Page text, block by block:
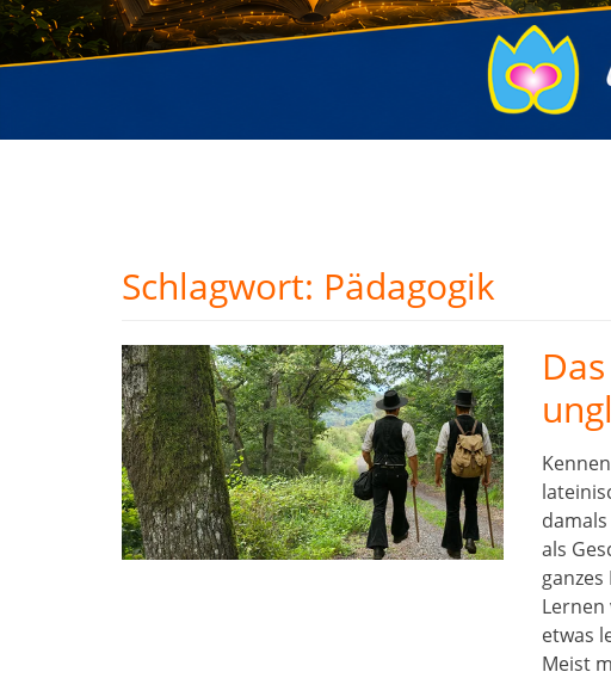
Schlagwort: Pädagogik
als
etwas
Meist